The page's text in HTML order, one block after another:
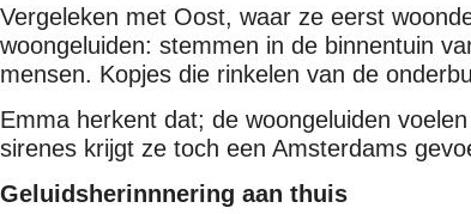
Vergeleken met Oost, waar ze eerst
woongeluiden: stemmen in de binnentuin
mensen. Kopjes die rinkelen van de
Emma herkent dat; de woongeluiden
sirenes krijgt ze toch een Amsterdams
Geluidsherinnnering aan thuis